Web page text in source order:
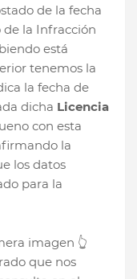
de la fecha
la Infracción
está
tenemos la
la fecha de
dicha Licencia
con esta
la
los datos
para la
imagen 👆
que nos